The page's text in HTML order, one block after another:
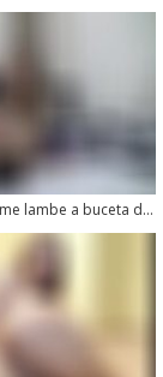
Cachorro enorme lambe a buceta da dona safada